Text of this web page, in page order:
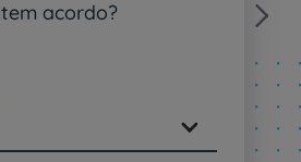
tem acordo?
Next